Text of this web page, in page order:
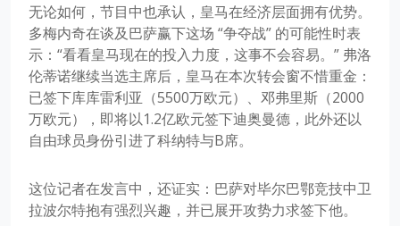
无论如何，节目中也承认，皇马在经济层面拥有优势。
多梅内奇在谈及巴萨赢下这场 “争夺战” 的可能性时表
示：“看看皇马现在的投入力度，这事不会容易。” 弗洛
伦蒂诺继续当选主席后，皇马在本次转会窗不惜重金：
已签下库库雷利亚（5500万欧元）、邓弗里斯（2000
万欧元），即将以1.2亿欧元签下迪奥曼德，此外还以
自由球员身份引进了科纳特与B席。
这位记者在发言中，还证实：巴萨对毕尔巴鄂竞技中卫
拉波尔特抱有强烈兴趣，并已展开攻势力求签下他。